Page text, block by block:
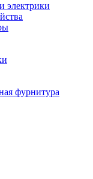
электрики
фурнитура